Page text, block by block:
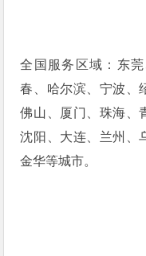
全国服务区域：东
春、哈尔滨、宁波、
佛山、厦门、珠海、
沈阳、大连、兰州、
金华等城市。